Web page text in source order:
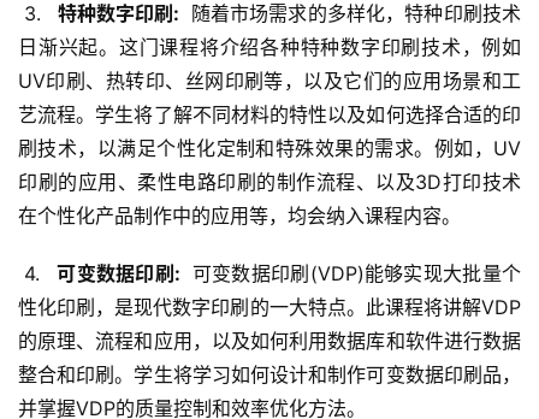
3.
  特种数字印刷:
随着市场需求的多样化，特种印刷技术
日渐兴起。这门课程将介绍各种特种数字印刷技术，例如
UV印刷、热转印、丝网印刷等，以及它们的应用场景和工
艺流程。学生将了解不同材料的特性以及如何选择合适的印
刷技术，以满足个性化定制和特殊效果的需求。例如，UV
印刷的应用、柔性电路印刷的制作流程、以及3D打印技术
在个性化产品制作中的应用等，均会纳入课程内容。
4.
  可变数据印刷:
可变数据印刷(VDP)能够实现大批量个
性化印刷，是现代数字印刷的一大特点。此课程将讲解VDP
的原理、流程和应用，以及如何利用数据库和软件进行数据
整合和印刷。学生将学习如何设计和制作可变数据印刷品，
并掌握VDP的质量控制和效率优化方法。